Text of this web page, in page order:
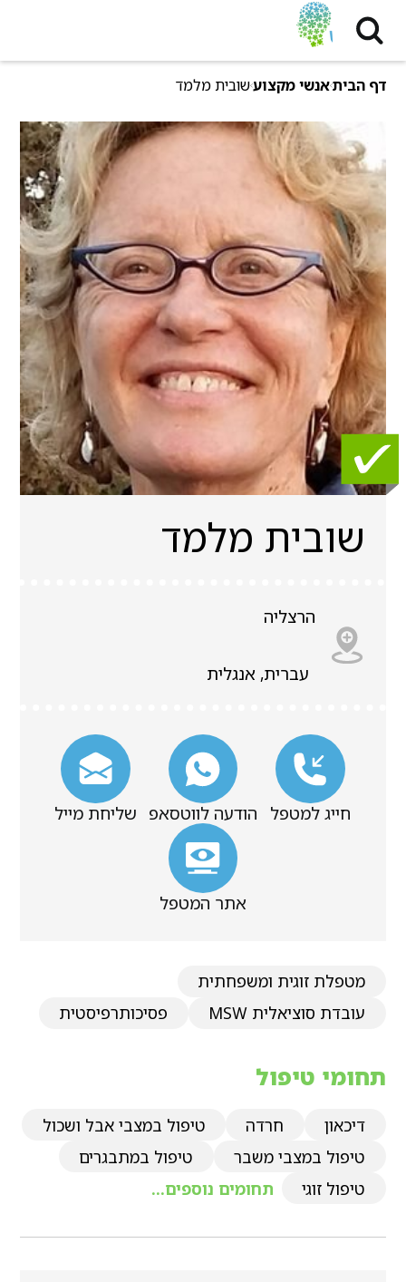
דף הביתאנשי מקצועשובית מלמד
שובית מלמד
הרצליה
עברית, אנגלית
חייג למטפל הודעה לווטסאפ שליחת מייל
אתר המטפל
מטפלת זוגית ומשפחתית
עובדת סוציאלית MSW
פסיכותרפיסטית
תחומי טיפול
דיכאון חרדה
טיפול במצבי אבל ושכול
טיפול במצבי משבר
טיפול במתבגרים
טיפול זוגי
תחומים נוספים...